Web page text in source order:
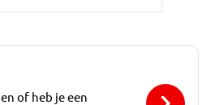
of heb je een